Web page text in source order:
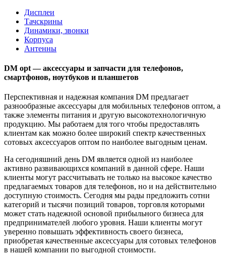
Дисплеи
Тачскрины
Динамики, звонки
Корпуса
Антенны
DM opt — аксессуары и запчасти для телефонов,
смартфонов, ноутбуков и планшетов
Перспективная и надежная компания DM предлагает
разнообразные аксессуары для мобильных телефонов оптом, а
также элементы питания и другую высокотехнологичную
продукцию. Мы работаем для того чтобы предоставлять
клиентам как можно более широкий спектр качественных
сотовых аксессуаров оптом по наиболее выгодным ценам.
На сегодняшний день DM является одной из наиболее
активно развивающихся компаний в данной сфере. Наши
клиенты могут рассчитывать не только на высокое качество
предлагаемых товаров для телефонов, но и на действительно
доступную стоимость. Сегодня мы рады предложить сотни
категорий и тысячи позиций товаров, торговля которыми
может стать надежной основой прибыльного бизнеса для
предпринимателей любого уровня. Наши клиенты могут
уверенно повышать эффективность своего бизнеса,
приобретая качественные аксессуары для сотовых телефонов
в нашей компании по выгодной стоимости.